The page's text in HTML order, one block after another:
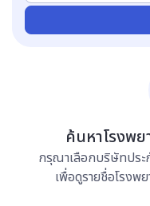
ค้นหาโรงพ
กรุณาเลือกบริษัทประ
เพื่อดูรายชื่อโรงพ